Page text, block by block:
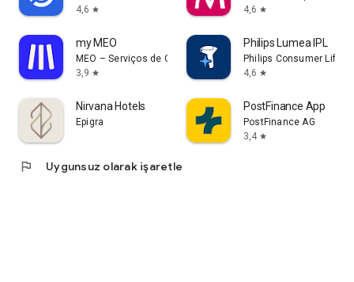
4,6 star
4,6 star
my MEO
MEO – Serviços de Comunicações e Multimédia, S.A.
3,9 star
Philips Lumea IPL
Philips Consumer
4,6 star
Nirvana Hotels
Epigra
PostFinance App
PostFinance AG
3,4 star
flag Uygunsuz olarak işaretle